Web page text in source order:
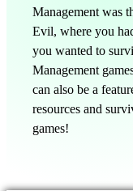
Management was
Evil, where you
you wanted to
Management
can also be a
resources and
games!